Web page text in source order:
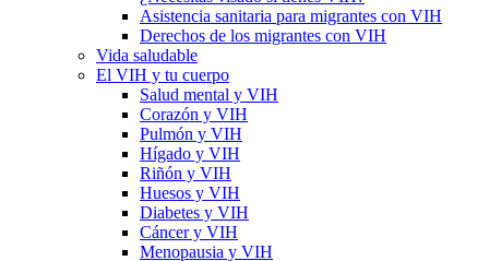
Asistencia sanitaria para migrantes con VIH
Derechos de los migrantes con VIH
Vida saludable
El VIH y tu cuerpo
Salud mental y VIH
Corazón y VIH
Pulmón y VIH
Hígado y VIH
Riñón y VIH
Huesos y VIH
Diabetes y VIH
Cáncer y VIH
Menopausia y VIH